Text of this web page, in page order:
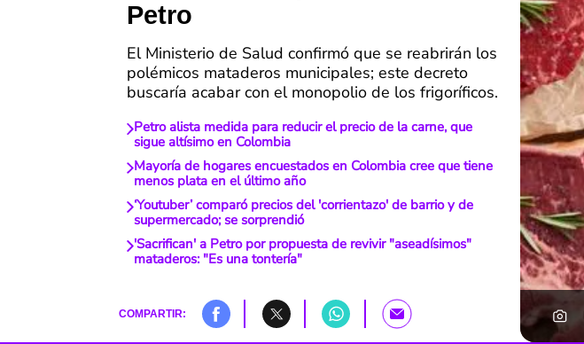
Petro
El Ministerio de Salud confirmó que se reabrirán los
polémicos mataderos municipales; este decreto
buscaría acabar con el monopolio de los frigoríficos.
Petro alista medida para reducir el precio de la carne, que
sigue altísimo en Colombia
Mayoría de hogares encuestados en Colombia cree que tiene
menos plata en el último año
‘Youtuber’ comparó precios del 'corrientazo' de barrio y de
supermercado; se sorprendió
'Sacrifican' a Petro por propuesta de revivir "aseadísimos"
mataderos: "Es una tontería"
COMPARTIR: